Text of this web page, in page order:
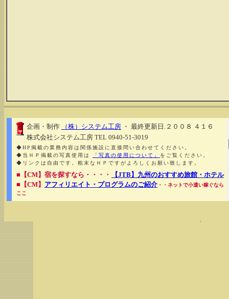
企画・制作 （株）システム工房 ・ 最終更新日.２００８ ４１６
株式会社システム工房 TEL 0940-51-3019
◆HP掲載の業務内容は関係施設に直接問い合わせてください。
◆当ＨＰ掲載の写真使用は
「写真の使用について」 をご覧ください。
◆リンクは自由です。粗末なＨＰですがよろしくお願い致します。
■【CM】宿を探すなら・・・・
【JTB】九州のおすすめ旅館・ホテル
■【CM】 アフィリエイト・プログラムのご紹介 ・・ネットで小遣い稼ぐなら
ここ